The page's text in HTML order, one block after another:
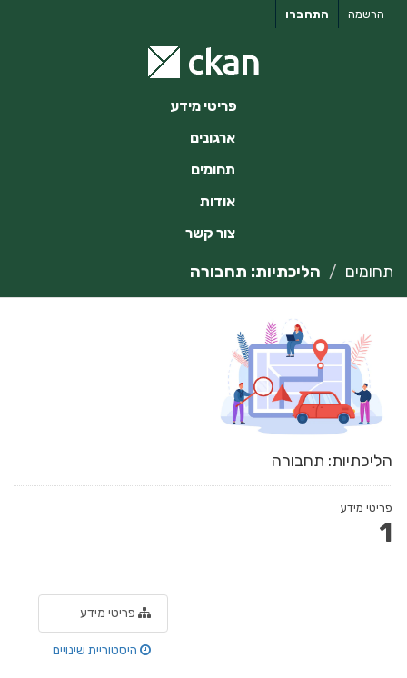
התחברו הרשמה
פריטי מידע
ארגונים
תחומים
אודות
צור קשר
תחומים הליכתיות: תחבורה
הליכתיות: תחבורה
פריטי מידע
1
פריטי מידע
היסטוריית שינויים